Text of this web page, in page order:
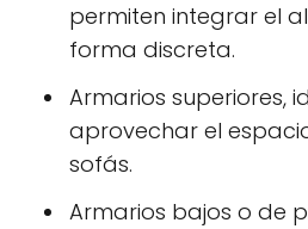
permiten integrar el
forma discreta.
Armarios superiores,
aprovechar el
sofás.
Armarios bajos o de